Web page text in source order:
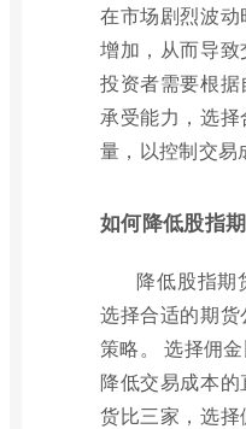
在市场剧烈波
增加，从而导致
投资者需要根
承受能力，选
量，以控制交易
如何降低股指
降低股指期
选择合适的期
策略。 选择佣
降低交易成本
货比三家，选